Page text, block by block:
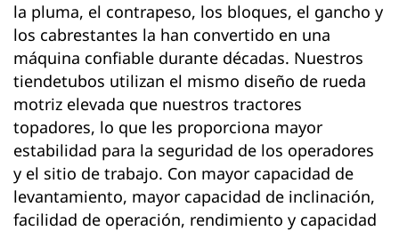
la pluma, el contrapeso, los bloques, el gancho y
los cabrestantes la han convertido en una
máquina confiable durante décadas. Nuestros
tiendetubos utilizan el mismo diseño de rueda
motriz elevada que nuestros tractores
topadores, lo que les proporciona mayor
estabilidad para la seguridad de los operadores
y el sitio de trabajo. Con mayor capacidad de
levantamiento, mayor capacidad de inclinación,
facilidad de operación, rendimiento y capacidad